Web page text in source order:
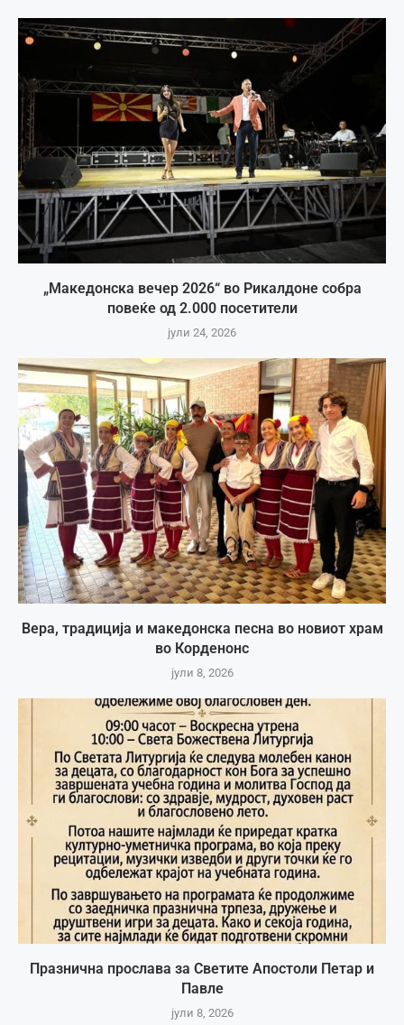
„Македонска вечер 2026“ во Рикалдоне собра
повеќе од 2.000 посетители
јули 24, 2026
Вера, традиција и македонска песна во новиот храм
во Корденонс
јули 8, 2026
Празнична прослава за Светите Апостоли Петар и
Павле
јули 8, 2026